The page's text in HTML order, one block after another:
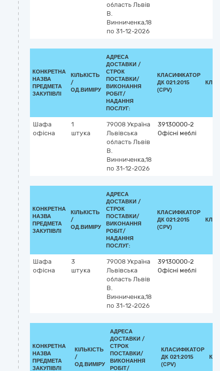
область Львів
В.
Винниченка,18
по 31-12-2026
КОНКРЕТНА
НАЗВА
ПРЕДМЕТА
ЗАКУПІВЛІ
КІЛЬКІСТЬ
/
ОД.ВИМІРУ
АДРЕСА
ДОСТАВКИ /
СТРОК
ПОСТАВКИ/
ВИКОНАННЯ
РОБІТ/
НАДАННЯ
ПОСЛУГ:
КЛАСИФІКАТОР
ДК 021:2015
(CPV)
Шафа
офісна
1
штука
79008 Україна
Львівська
область Львів
В.
Винниченка,18
по 31-12-2026
39130000-2
Офісні меблі
КОНКРЕТНА
НАЗВА
ПРЕДМЕТА
ЗАКУПІВЛІ
КІЛЬКІСТЬ
/
ОД.ВИМІРУ
АДРЕСА
ДОСТАВКИ /
СТРОК
ПОСТАВКИ/
ВИКОНАННЯ
РОБІТ/
НАДАННЯ
ПОСЛУГ:
КЛАСИФІКАТОР
ДК 021:2015
(CPV)
Шафа
офісна
3
штука
79008 Україна
Львівська
область Львів
В.
Винниченка,18
по 31-12-2026
39130000-2
Офісні меблі
КОНКРЕТНА
НАЗВА
ПРЕДМЕТА
ЗАКУПІВЛІ
КІЛЬКІСТЬ
/
ОД.ВИМІРУ
АДРЕСА
ДОСТАВКИ /
СТРОК
ПОСТАВКИ/
ВИКОНАННЯ
РОБІТ/
КЛАСИФІКАТОР
ДК 021:2015
(CPV)